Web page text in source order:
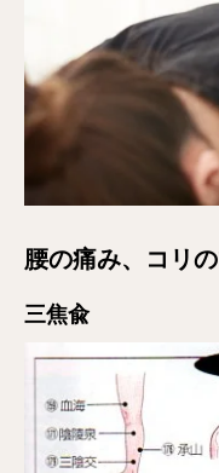
腰の痛み、コリ
三焦兪